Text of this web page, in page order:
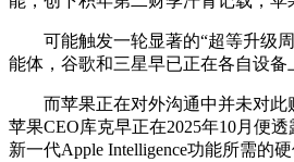
可能触发一轮显著的“超等升级周
能体，谷歌和三星早已正在各自设
而苹果正在对外沟通中并未对此赐
苹果CEO库克早正在2025年10月便
新一代Apple Intelligence功能所需的